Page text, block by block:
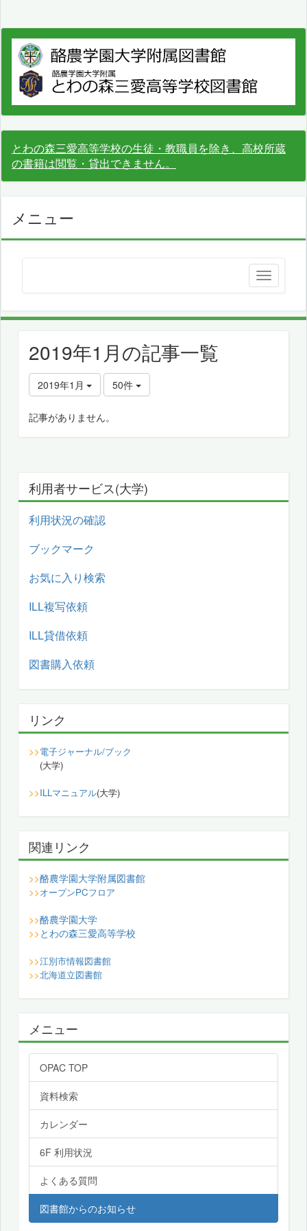
とわの森三愛高等学校の生徒・教職員を除き、高校所蔵
の書籍は閲覧・貸出できません。
メニュー
2019年1月の記事一覧
2019年1月 50件
記事がありません。
利用者サービス(大学)
利用状況の確認
ブックマーク
お気に入り検索
ILL複写依頼
ILL貸借依頼
図書購入依頼
リンク
>>電子ジャーナル/ブック
(大学)
>>ILLマニュアル(大学)
関連リンク
>>酪農学園大学附属図書館
>>オープンPCフロア
>>酪農学園大学
>> とわの森三愛高等学校
>>江別市情報図書館
>>北海道立図書館
メニュー
OPAC TOP
資料検索
カレンダー
6F 利用状況
よくある質問
図書館からのお知らせ